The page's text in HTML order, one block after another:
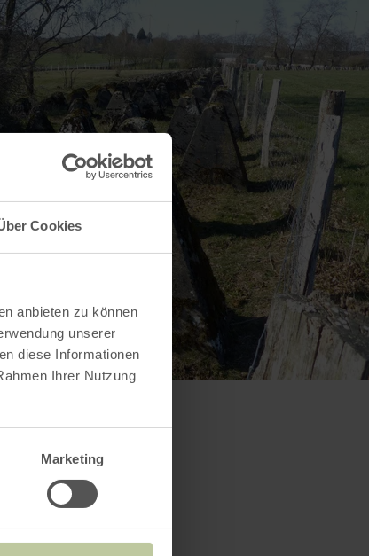
Cookies
anbieten zu können
unserer
diese Informationen
Ihrer Nutzung
Marketing